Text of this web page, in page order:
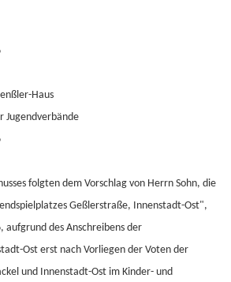
Haus
Jugendverbände
folgten dem Vorschlag von Herrn Sohn, die
Geßlerstraße, Innenstadt-Ost",
aufgrund des Anschreibens der
Ost erst nach Vorliegen der Voten der
und Innenstadt-Ost im Kinder- und